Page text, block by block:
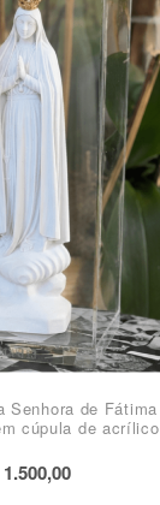
Senhora de Fátima
cúpula de acrílico